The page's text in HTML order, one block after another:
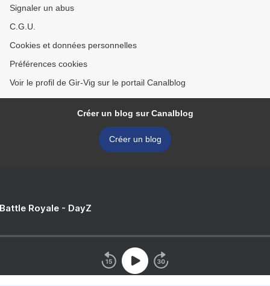
Signaler un abus
C.G.U.
Cookies et données personnelles
Préférences cookies
Voir le profil de Gir-Vig sur le portail Canalblog
Créer un blog sur Canalblog
Créer un blog
Royale - DayZ